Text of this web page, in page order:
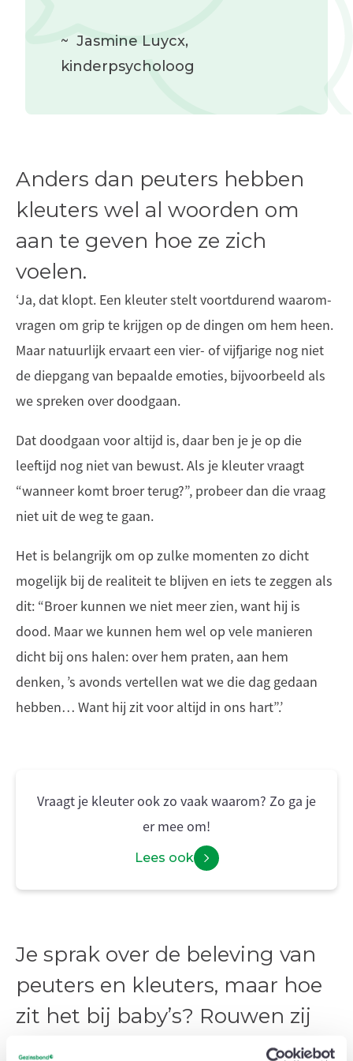
~ Jasmine Luycx,
kinderpsycholoog
Anders dan peuters hebben
kleuters wel al woorden om
aan te geven hoe ze zich
voelen.
‘Ja, dat klopt. Een kleuter stelt voortdurend waarom-
vragen om grip te krijgen op de dingen om hem heen.
Maar natuurlijk ervaart een vier- of vijfjarige nog niet
de diepgang van bepaalde emoties, bijvoorbeeld als
we spreken over doodgaan.
Dat doodgaan voor altijd is, daar ben je je op die
leeftijd nog niet van bewust. Als je kleuter vraagt
“wanneer komt broer terug?”, probeer dan die vraag
niet uit de weg te gaan.
Het is belangrijk om op zulke momenten zo dicht
mogelijk bij de realiteit te blijven en iets te zeggen als
dit: “Broer kunnen we niet meer zien, want hij is
dood. Maar we kunnen hem wel op vele manieren
dicht bij ons halen: over hem praten, aan hem
denken, ’s avonds vertellen wat we die dag gedaan
hebben… Want hij zit voor altijd in ons hart”.’
Vraagt je kleuter ook zo vaak waarom? Zo ga je
er mee om!
Lees ook
Je sprak over de beleving van
peuters en kleuters, maar hoe
zit het bij baby’s? Rouwen zij